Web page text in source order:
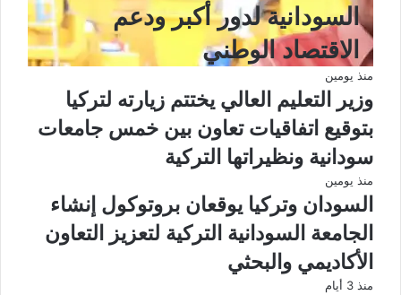
السودانية لدور أكبر ودعم
الاقتصاد الوطني
منذ يومين
وزير التعليم العالي يختتم زيارته لتركيا
بتوقيع اتفاقيات تعاون بين خمس جامعات
سودانية ونظيراتها التركية
منذ يومين
السودان وتركيا يوقعان بروتوكول إنشاء
الجامعة السودانية التركية لتعزيز التعاون
الأكاديمي والبحثي
منذ 3 أيام